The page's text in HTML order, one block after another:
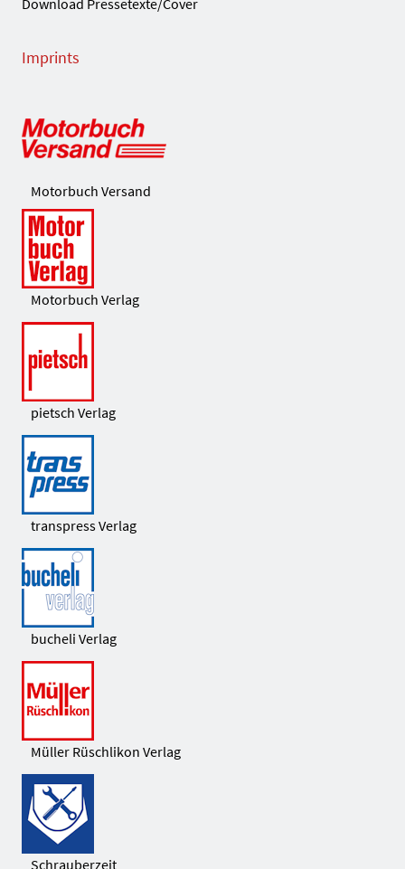
Download Pressetexte/Cover
Imprints
Motorbuch Versand
Motorbuch Verlag
pietsch Verlag
transpress Verlag
bucheli Verlag
Müller Rüschlikon Verlag
Schrauberzeit